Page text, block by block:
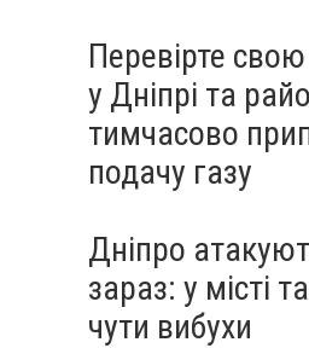
Перевірте
у Дніпрі та
тимчасово
подачу газу
Дніпро
зараз: у місті
чути вибухи